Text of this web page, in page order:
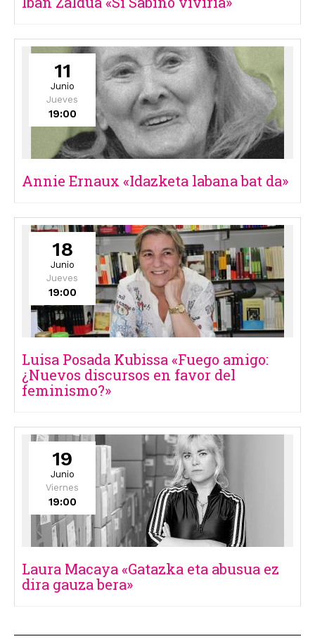
11
Junio
Jueves
19:00
Annie Ernaux «Idazketa labana bat da»
18
Junio
Jueves
19:00
Luisa Posada Kubissa «Fuego amigo:
¿Nuevos discursos en favor del
feminismo?»
19
Junio
Viernes
19:00
Laura Macaya «Gatazka eta abusua ez
dira gauza bera»